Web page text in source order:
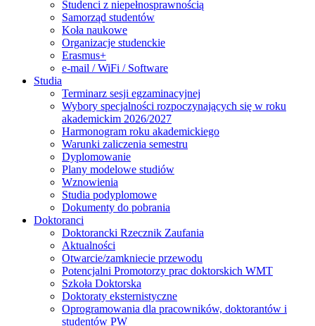
Studenci z niepełnosprawnością
Samorząd studentów
Koła naukowe
Organizacje studenckie
Erasmus+
e-mail / WiFi / Software
Studia
Terminarz sesji egzaminacyjnej
Wybory specjalności rozpoczynających się w roku
akademickim 2026/2027
Harmonogram roku akademickiego
Warunki zaliczenia semestru
Dyplomowanie
Plany modelowe studiów
Wznowienia
Studia podyplomowe
Dokumenty do pobrania
Doktoranci
Doktorancki Rzecznik Zaufania
Aktualności
Otwarcie/zamkniecie przewodu
Potencjalni Promotorzy prac doktorskich WMT
Szkoła Doktorska
Doktoraty eksternistyczne
Oprogramowania dla pracowników, doktorantów i
studentów PW